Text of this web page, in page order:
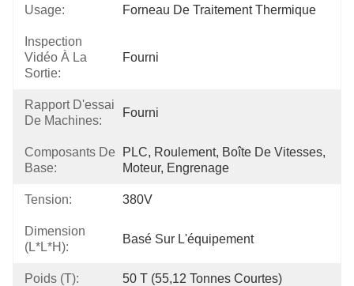
Usage: Forneau De Traitement Thermique
Inspection
Vidéo À La
Sortie:
Fourni
Rapport D'essai
De Machines:
Fourni
Composants De
Base:
PLC, Roulement, Boîte De Vitesses,
Moteur, Engrenage
Tension: 380V
Dimension
(l*l*h):
Basé Sur L'équipement
Poids (t): 50 T (55,12 Tonnes Courtes)